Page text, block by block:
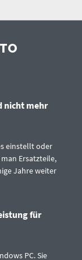
nicht mehr
einstellt oder
Ersatzteile,
Jahre weiter
für
PC. Sie